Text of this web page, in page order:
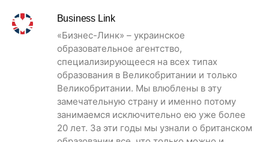
Business Link
«Бизнес-Линк» – украинское
образовательное агентство,
специализирующееся на всех типах
образования в Великобритании и только
Великобритании. Мы влюблены в эту
замечательную страну и именно потому
занимаемся исключительно ею уже более
20 лет. За эти годы мы узнали о британском